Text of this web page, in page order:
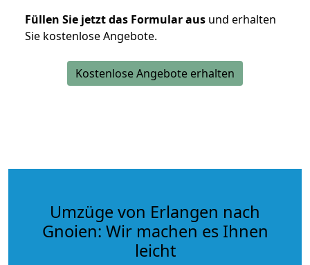
Füllen Sie jetzt das Formular aus und erhalten
Sie kostenlose Angebote.
Kostenlose Angebote erhalten
Umzüge von Erlangen nach
Gnoien: Wir machen es Ihnen
leicht